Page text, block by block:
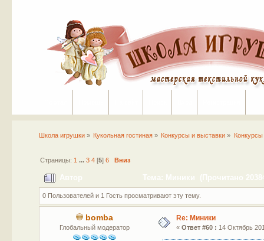
Школа игрушки» Кукольная гостиная » Конкурсы и выставки » Конкурсы
Страницы: 1 ... 3 4[5] 6 Вниз
Автор Тема: Миники (Прочитано
0 Пользователей и 1 Гость просматривают эту тему.
bomba
Глобальный модератор
Re: Миники
« Ответ #60 : 14 Октябрь